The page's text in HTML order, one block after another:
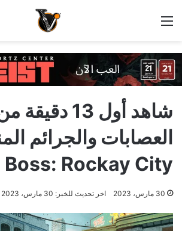
القائمة
شاهد أول 13
العصابات والجرائم
Rockay City
30 مارس، 2023 اخر تحديث للخبر: 30 مارس، 2023